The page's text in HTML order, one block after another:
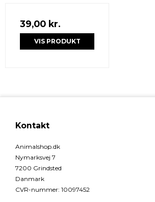
39,00 kr.
VIS PRODUKT
Kontakt
Animalshop.dk
Nymarksvej 7
7200 Grindsted
Danmark
CVR-nummer: 10097452